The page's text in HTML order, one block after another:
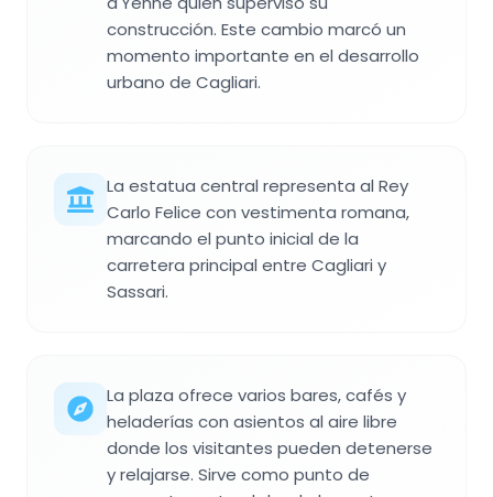
construcción. Este cambio marcó un
momento importante en el desarrollo
urbano de Cagliari.
La estatua central representa al Rey
Carlo Felice con vestimenta romana,
marcando el punto inicial de la
carretera principal entre Cagliari y
Sassari.
La plaza ofrece varios bares, cafés y
heladerías con asientos al aire libre
donde los visitantes pueden detenerse
y relajarse. Sirve como punto de